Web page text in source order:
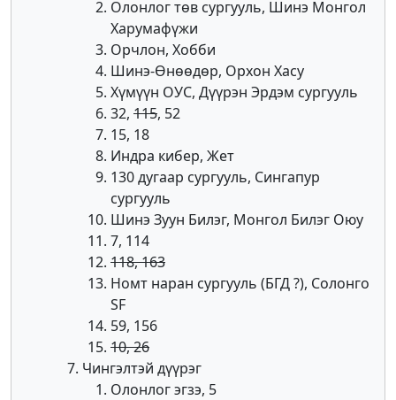
Олонлог төв сургууль, Шинэ Монгол
Харумафүжи
Орчлон, Хобби
Шинэ-Өнөөдөр, Орхон Хасу
Хүмүүн ОУС, Дүүрэн Эрдэм сургууль
32, 115, 52
15, 18
Индра кибер, Жет
130 дугаар сургууль, Сингапур
сургууль
Шинэ Зуун Билэг, Монгол Билэг Оюу
7, 114
118, 163
Номт наран сургууль (БГД ?), Солонго
SF
59, 156
10, 26
Чингэлтэй дүүрэг
Олонлог эгзэ, 5